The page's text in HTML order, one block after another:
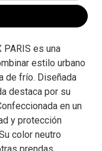
PARIS es una
estilo urbano
de frío. Diseñada
destaca por su
en un
y protección
color neutro